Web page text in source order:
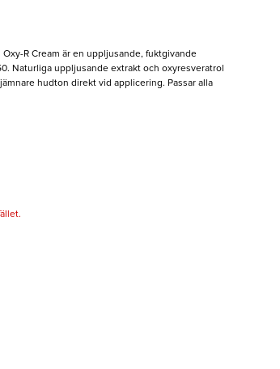
R Cream är en uppljusande, fuktgivande
Naturliga uppljusande extrakt och oxyresveratrol
hudton direkt vid applicering. Passar alla